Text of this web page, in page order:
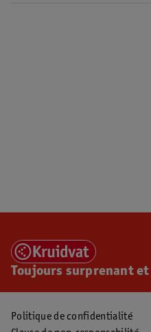
Toujours surprenant
Politique de confidentialité